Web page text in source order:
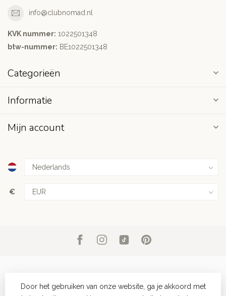
info@clubnomad.nl
KVK nummer: 1022501348
btw-nummer: BE1022501348
Categorieën
Informatie
Mijn account
€
Door het gebruiken van onze website, ga je akkoord met